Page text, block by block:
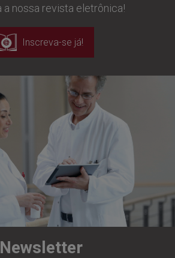
a nossa revista eletrônica!
Inscreva-se já!
Newsletter